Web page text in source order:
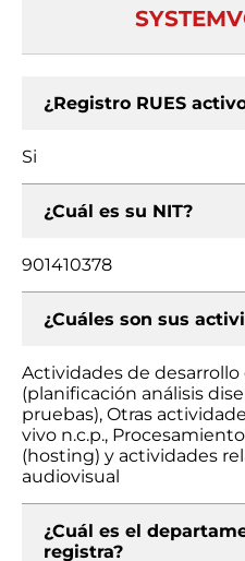
¿Registro RUES
Si
¿Cuál es su NIT?
901410378
¿Cuáles son sus
Actividades de
(planificación análisis
pruebas), Otras
vivo n.c.p.,
(hosting) y actividades
audiovisual
¿Cuál es el
registra?